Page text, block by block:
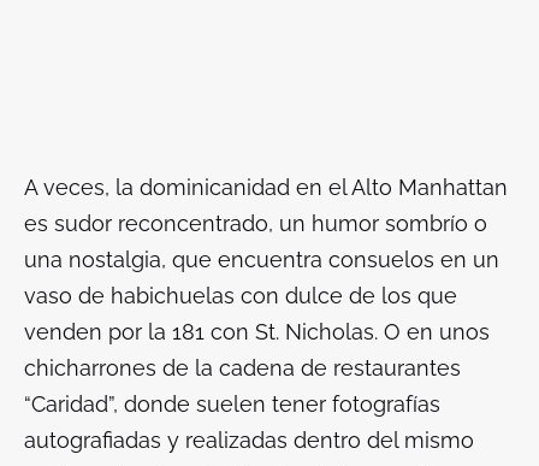
A veces, la dominicanidad en el Alto Manhattan
es sudor reconcentrado, un humor sombrío o
una nostalgia, que encuentra consuelos en un
vaso de habichuelas con dulce de los que
venden por la 181 con St. Nicholas. O en unos
chicharrones de la cadena de restaurantes
“Caridad”, donde suelen tener fotografías
autografiadas y realizadas dentro del mismo